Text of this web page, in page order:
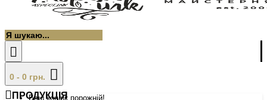
0 - 0 грн.
Ваш кошик порожній!
ПРОДУКЦІЯ